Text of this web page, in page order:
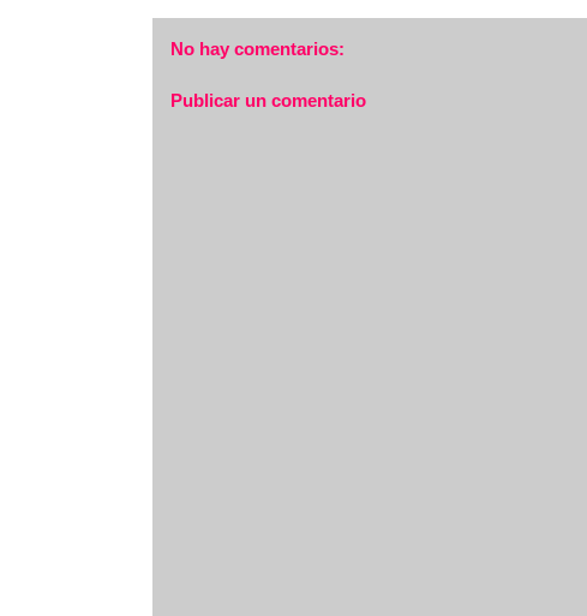
No hay comentarios:
Publicar un comentario